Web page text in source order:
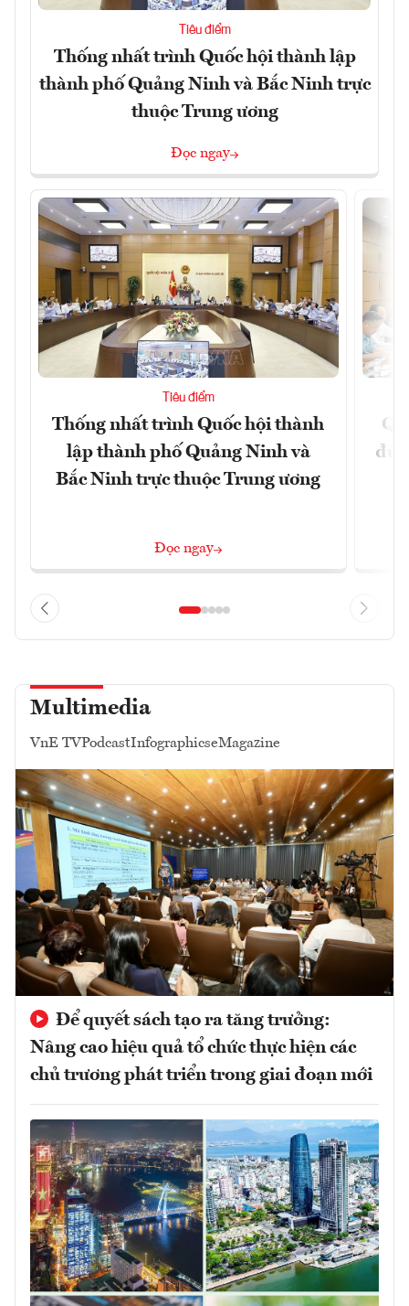
Tiêu điểm
Thống nhất trình Quốc hội thành lập
thành phố Quảng Ninh và Bắc Ninh trực
thuộc Trung ương
Đọc ngay
Tiêu điểm
Thống nhất trình Quốc hội thành
lập thành phố Quảng Ninh và
Bắc Ninh trực thuộc Trung ương
Đọc ngay
đủ
Multimedia
VnE TVPodcastInfographicseMagazine
Để quyết sách tạo ra tăng trưởng:
Nâng cao hiệu quả tổ chức thực hiện các
chủ trương phát triển trong giai đoạn mới